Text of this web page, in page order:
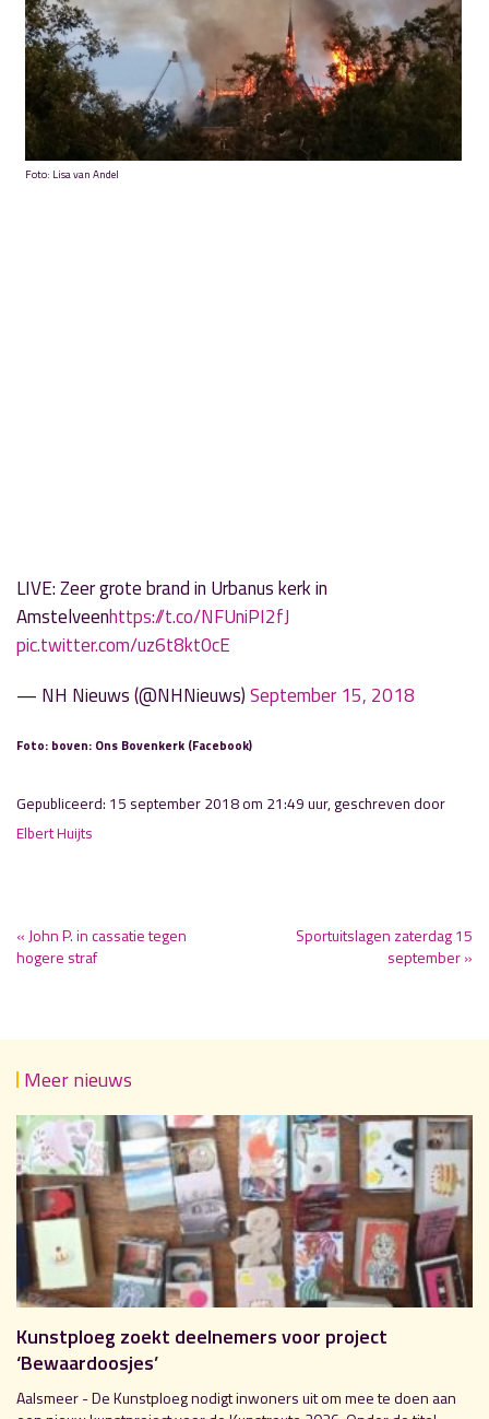
Foto: Lisa van Andel
LIVE: Zeer grote brand in Urbanus kerk in
Amstelveenhttps://t.co/NFUniPI2fJ
pic.twitter.com/uz6t8kt0cE
— NH Nieuws (@NHNieuws)September 15, 2018
Foto: boven: Ons Bovenkerk (Facebook)
Gepubliceerd: 15 september 2018 om 21:49 uur, geschreven door
Elbert Huijts
« John P. in cassatie tegen
hogere straf
Sportuitslagen zaterdag 15
september »
Meer nieuws
Kunstploeg zoekt deelnemers voor project
‘Bewaardoosjes’
Aalsmeer - De Kunstploeg nodigt inwoners uit om mee te doen aan